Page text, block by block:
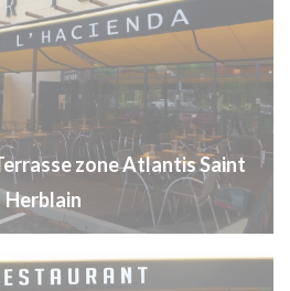
zone Atlantis Saint
Herblain